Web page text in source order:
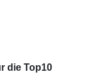
die Top10